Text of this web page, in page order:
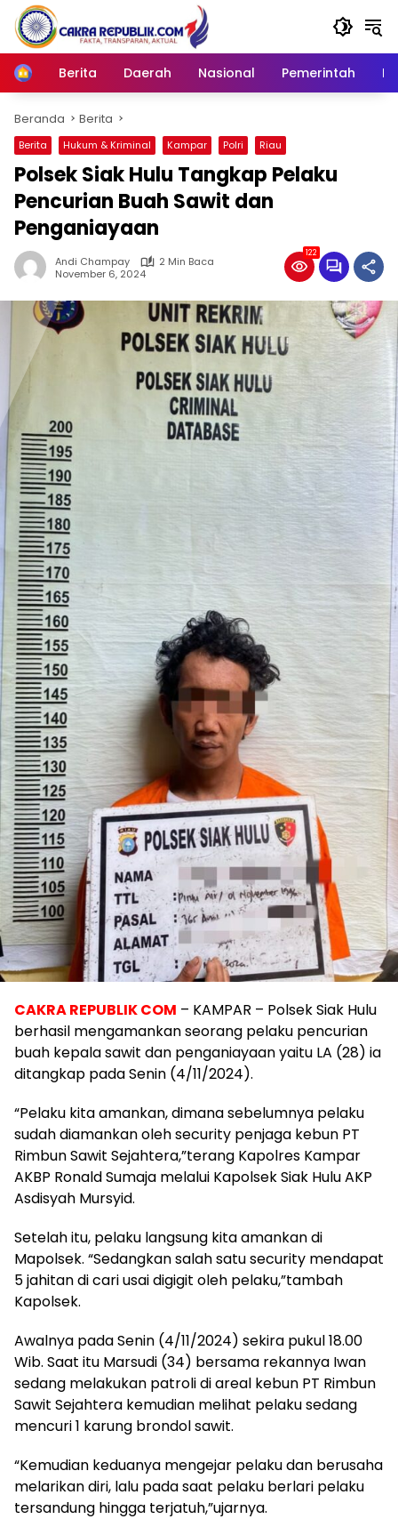
Langsung
konten
Home
Berita Daerah Nasional Pemerintah
Beranda Berita
Berita Hukum & Kriminal Kampar Polri Riau
Polsek Siak Hulu Tangkap Pelaku
Pencurian Buah Sawit dan
Penganiayaan
Andi Champay
2 Min Baca
November 6, 2024
122
CAKRA REPUBLIK COM – KAMPAR – Polsek Siak Hulu
berhasil mengamankan seorang pelaku pencurian
buah kepala sawit dan penganiayaan yaitu LA (28) ia
ditangkap pada Senin (4/11/2024).
“Pelaku kita amankan, dimana sebelumnya pelaku
sudah diamankan oleh security penjaga kebun PT
Rimbun Sawit Sejahtera,”terang Kapolres Kampar
AKBP Ronald Sumaja melalui Kapolsek Siak Hulu AKP
Asdisyah Mursyid.
Setelah itu, pelaku langsung kita amankan di
Mapolsek. “Sedangkan salah satu security mendapat
5 jahitan di cari usai digigit oleh pelaku,”tambah
Kapolsek.
Awalnya pada Senin (4/11/2024) sekira pukul 18.00
Wib. Saat itu Marsudi (34) bersama rekannya Iwan
sedang melakukan patroli di areal kebun PT Rimbun
Sawit Sejahtera kemudian melihat pelaku sedang
mencuri 1 karung brondol sawit.
“Kemudian keduanya mengejar pelaku dan berusaha
melarikan diri, lalu pada saat pelaku berlari pelaku
tersandung hingga terjatuh,”ujarnya.